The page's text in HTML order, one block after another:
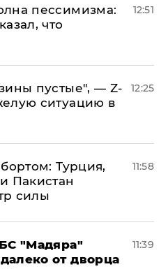
пессимизма:
что
12:51
пустые", — Z-
ситуацию в
12:25
Турция,
Пакистан
силы
11:58
"Мадяра"
от дворца
11:39